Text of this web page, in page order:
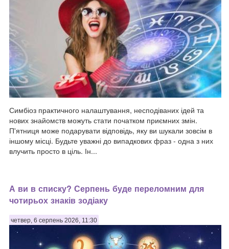
Симбіоз практичного налаштування, несподіваних ідей та
нових знайомств можуть стати початком приємних змін.
П'ятниця може подарувати відповідь, яку ви шукали зовсім в
іншому місці. Будьте уважні до випадкових фраз - одна з них
влучить просто в ціль. Ін...
А ви в списку? Серпень буде переломним для
чотирьох знаків зодіаку
четвер, 6 серпень 2026, 11:30